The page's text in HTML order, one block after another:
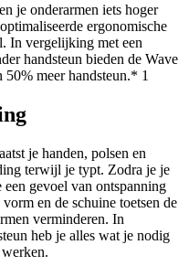
je onderarmen iets hoger
ergonomische
In vergelijking met een
handsteun bieden de Wave
meer handsteun.* 1
je handen, polsen en
terwijl je typt. Zodra je je
gevoel van ontspanning
en de schuine toetsen de
verminderen. In
heb je alles wat je nodig